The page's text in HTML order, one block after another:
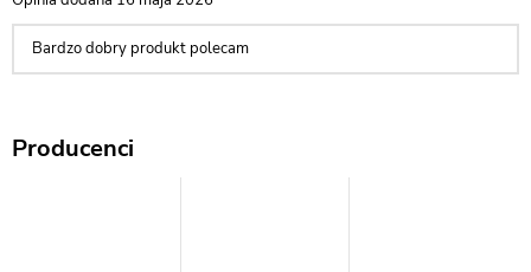
Bardzo dobry produkt polecam
Producenci